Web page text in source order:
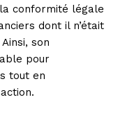
conformité légale
dont il n’était
son
pour
tout en